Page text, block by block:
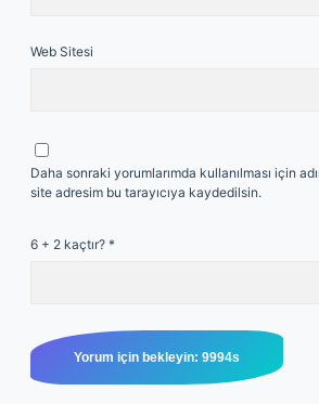
Web Sitesi
Daha sonraki yorumlarımda kullanılması için
site adresim bu tarayıcıya kaydedilsin.
6 + 2 kaçtır? *